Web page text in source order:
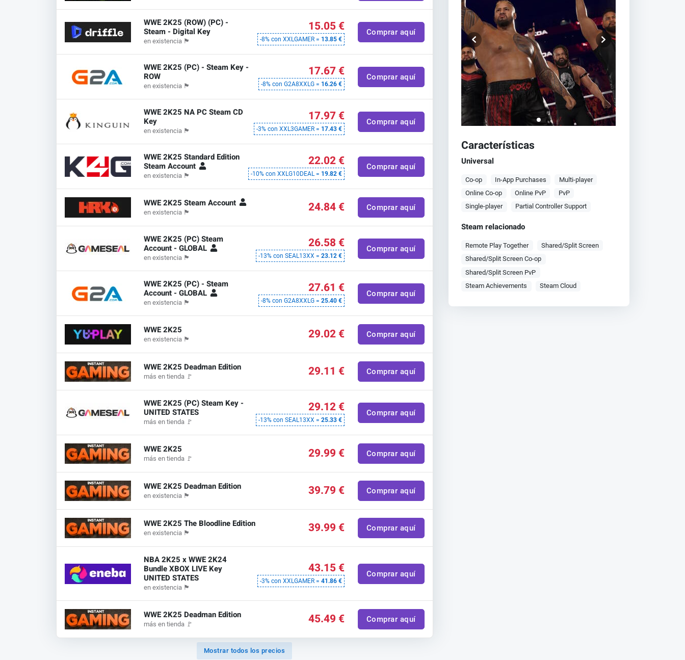
WWE 2K25 (ROW) (PC) -
Steam - Digital Key
en existencia 🏴
15.05 €
-8% con XXLGAMER = 13.85 €
Comprar aquí
WWE 2K25 (PC) - Steam Key -
ROW
en existencia 🏴
17.67 €
-8% con G2A8XXLG = 16.26 €
Comprar aquí
WWE 2K25 NA PC Steam CD
Key
en existencia 🏴
17.97 €
-3% con XXL3GAMER = 17.43 €
Comprar aquí
WWE 2K25 Standard Edition
Steam Account
en existencia 🏴
22.02 €
-10% con XXLG10DEAL = 19.82 €
Comprar aquí
WWE 2K25 Steam Account
en existencia 🏴 24.84 € Comprar aquí
WWE 2K25 (PC) Steam
Account - GLOBAL
en existencia 🏴
26.58 €
-13% con SEAL13XX = 23.12 €
Comprar aquí
WWE 2K25 (PC) - Steam
Account - GLOBAL
en existencia 🏴
27.61 €
-8% con G2A8XXLG = 25.40 €
Comprar aquí
WWE 2K25
en existencia 🏴 29.02 € Comprar aquí
WWE 2K25 Deadman Edition
más en tienda 🚩 29.11 € Comprar aquí
WWE 2K25 (PC) Steam Key -
UNITED STATES
más en tienda 🚩
29.12 €
-13% con SEAL13XX = 25.33 €
Comprar aquí
WWE 2K25
más en tienda 🚩 29.99 € Comprar aquí
WWE 2K25 Deadman Edition
en existencia 🏴 39.79 € Comprar aquí
WWE 2K25 The Bloodline Edition
en existencia 🏴 39.99 € Comprar aquí
NBA 2K25 x WWE 2K24
Bundle XBOX LIVE Key
UNITED STATES
en existencia 🏴
43.15 €
-3% con XXLGAMER = 41.86 €
Comprar aquí
WWE 2K25 Deadman Edition
más en tienda 🚩 45.49 € Comprar aquí
Mostrar todos los precios
Características
Universal
Co-op In-App Purchases
Multi-player
Online Co-op
Online PvP
PvP
Single-player
Partial Controller Support
Steam relacionado
Remote Play Together
Shared/Split Screen
Shared/Split Screen Co-op
Shared/Split Screen PvP
Steam Achievements
Steam Cloud